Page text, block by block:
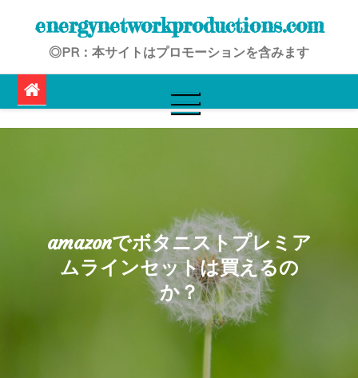
energynetworkproductions.com
◎PR：本サイトはプロモーションを含みます
amazonでボタニストプレミア
ムラインセットは買えるの
か？